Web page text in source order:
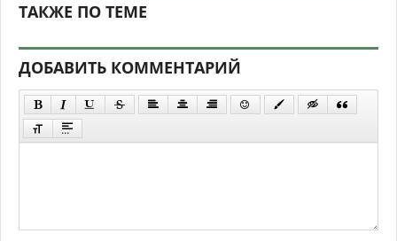
ТАКЖЕ ПО ТЕМЕ
ДОБАВИТЬ КОММЕНТАРИЙ